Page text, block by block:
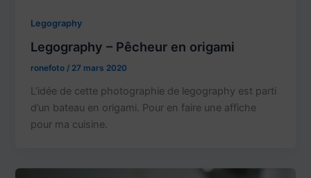
Legography
Legography – Pêcheur en origami
ronefoto/ 27 mars 2020
L’idée de cette photographie de legography est parti
d’un bateau en origami. Pour en faire une affiche
pour ma cuisine.